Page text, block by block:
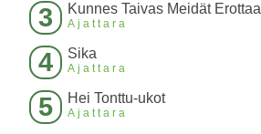
3 Kunnes Taivas Meidät Erottaa
Ajattara
4 Sika
Ajattara
5 Hei Tonttu-ukot
Ajattara